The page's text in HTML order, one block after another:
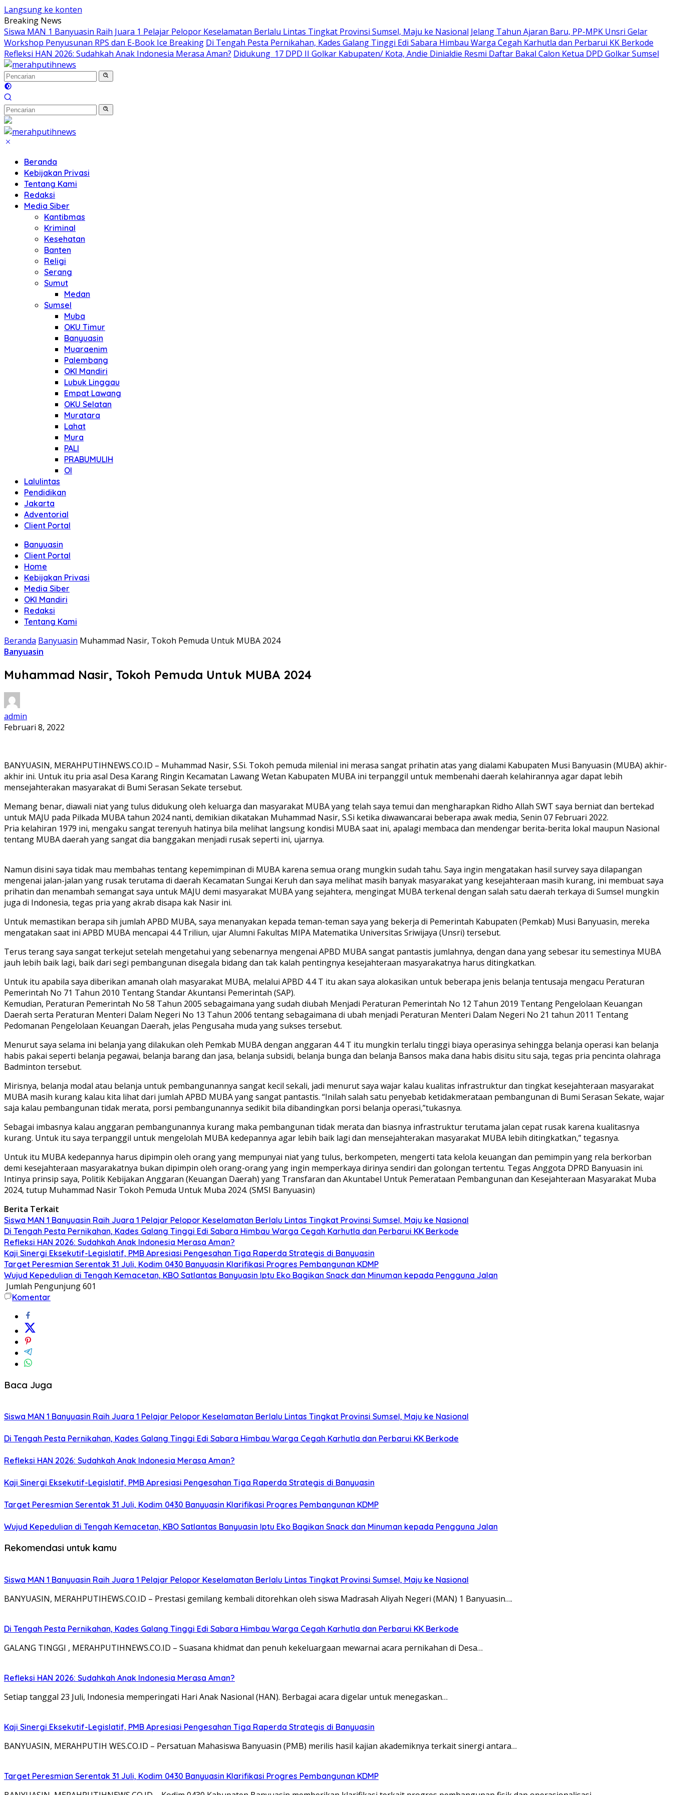
Langsung ke konten
Breaking News
Siswa MAN 1 Banyuasin Raih Juara 1 Pelajar Pelopor Keselamatan Berlalu Lintas Tingkat Provinsi Sumsel, Maju ke Nasional Jelang Tahun Ajaran Baru, PP-MPK Unsri Gelar
Workshop Penyusunan RPS dan E-Book Ice Breaking Di Tengah Pesta Pernikahan, Kades Galang Tinggi Edi Sabara Himbau Warga Cegah Karhutla dan Perbarui KK Berkode
Refleksi HAN 2026: Sudahkah Anak Indonesia Merasa Aman? Didukung 17 DPD II Golkar Kabupaten/ Kota, Andie Dinialdie Resmi Daftar Bakal Calon Ketua DPD Golkar Sumsel
Beranda
Kebijakan Privasi
Tentang Kami
Redaksi
Media Siber
Kantibmas
Kriminal
Kesehatan
Banten
Religi
Serang
Sumut
Medan
Sumsel
Muba
OKU Timur
Banyuasin
Muaraenim
Palembang
OKI Mandiri
Lubuk Linggau
Empat Lawang
OKU Selatan
Muratara
Lahat
Mura
PALI
PRABUMULIH
OI
Lalulintas
Pendidikan
Jakarta
Adventorial
Client Portal
Banyuasin
Client Portal
Home
Kebijakan Privasi
Media Siber
OKI Mandiri
Redaksi
Tentang Kami
Beranda Banyuasin Muhammad Nasir, Tokoh Pemuda Untuk MUBA 2024
Banyuasin
Muhammad Nasir, Tokoh Pemuda Untuk MUBA 2024
admin
Februari 8, 2022
BANYUASIN, MERAHPUTIHNEWS.CO.ID – Muhammad Nasir, S.Si. Tokoh pemuda milenial ini merasa sangat prihatin atas yang dialami Kabupaten Musi Banyuasin (MUBA) akhir-
akhir ini. Untuk itu pria asal Desa Karang Ringin Kecamatan Lawang Wetan Kabupaten MUBA ini terpanggil untuk membenahi daerah kelahirannya agar dapat lebih
mensejahterakan masyarakat di Bumi Serasan Sekate tersebut.
Memang benar, diawali niat yang tulus didukung oleh keluarga dan masyarakat MUBA yang telah saya temui dan mengharapkan Ridho Allah SWT saya berniat dan bertekad
untuk MAJU pada Pilkada MUBA tahun 2024 nanti, demikian dikatakan Muhammad Nasir, S.Si ketika diwawancarai beberapa awak media, Senin 07 Februari 2022.
Pria kelahiran 1979 ini, mengaku sangat terenyuh hatinya bila melihat langsung kondisi MUBA saat ini, apalagi membaca dan mendengar berita-berita lokal maupun Nasional
tentang MUBA daerah yang sangat dia banggakan menjadi rusak seperti ini, ujarnya.
Namun disini saya tidak mau membahas tentang kepemimpinan di MUBA karena semua orang mungkin sudah tahu. Saya ingin mengatakan hasil survey saya dilapangan
mengenai jalan-jalan yang rusak terutama di daerah Kecamatan Sungai Keruh dan saya melihat masih banyak masyarakat yang kesejahteraan masih kurang, ini membuat saya
prihatin dan menambah semangat saya untuk MAJU demi masyarakat MUBA yang sejahtera, mengingat MUBA terkenal dengan salah satu daerah terkaya di Sumsel mungkin
juga di Indonesia, tegas pria yang akrab disapa kak Nasir ini.
Untuk memastikan berapa sih jumlah APBD MUBA, saya menanyakan kepada teman-teman saya yang bekerja di Pemerintah Kabupaten (Pemkab) Musi Banyuasin, mereka
mengatakan saat ini APBD MUBA mencapai 4.4 Triliun, ujar Alumni Fakultas MIPA Matematika Universitas Sriwijaya (Unsri) tersebut.
Terus terang saya sangat terkejut setelah mengetahui yang sebenarnya mengenai APBD MUBA sangat pantastis jumlahnya, dengan dana yang sebesar itu semestinya MUBA
jauh lebih baik lagi, baik dari segi pembangunan disegala bidang dan tak kalah pentingnya kesejahteraan masyarakatnya harus ditingkatkan.
Untuk itu apabila saya diberikan amanah olah masyarakat MUBA, melalui APBD 4.4 T itu akan saya alokasikan untuk beberapa jenis belanja tentusaja mengacu Peraturan
Pemerintah No 71 Tahun 2010 Tentang Standar Akuntansi Pemerintah (SAP).
Kemudian, Peraturan Pemerintah No 58 Tahun 2005 sebagaimana yang sudah diubah Menjadi Peraturan Pemerintah No 12 Tahun 2019 Tentang Pengelolaan Keuangan
Daerah serta Peraturan Menteri Dalam Negeri No 13 Tahun 2006 tentang sebagaimana di ubah menjadi Peraturan Menteri Dalam Negeri No 21 tahun 2011 Tentang
Pedomanan Pengelolaan Keuangan Daerah, jelas Pengusaha muda yang sukses tersebut.
Menurut saya selama ini belanja yang dilakukan oleh Pemkab MUBA dengan anggaran 4.4 T itu mungkin terlalu tinggi biaya operasinya sehingga belanja operasi kan belanja
habis pakai seperti belanja pegawai, belanja barang dan jasa, belanja subsidi, belanja bunga dan belanja Bansos maka dana habis disitu situ saja, tegas pria pencinta olahraga
Badminton tersebut.
Mirisnya, belanja modal atau belanja untuk pembangunannya sangat kecil sekali, jadi menurut saya wajar kalau kualitas infrastruktur dan tingkat kesejahteraan masyarakat
MUBA masih kurang kalau kita lihat dari jumlah APBD MUBA yang sangat pantastis. “Inilah salah satu penyebab ketidakmerataan pembangunan di Bumi Serasan Sekate, wajar
saja kalau pembangunan tidak merata, porsi pembangunannya sedikit bila dibandingkan porsi belanja operasi,”tukasnya.
Sebagai imbasnya kalau anggaran pembangunannya kurang maka pembangunan tidak merata dan biasnya infrastruktur terutama jalan cepat rusak karena kualitasnya
kurang. Untuk itu saya terpanggil untuk mengelolah MUBA kedepannya agar lebih baik lagi dan mensejahterakan masyarakat MUBA lebih ditingkatkan,” tegasnya.
Untuk itu MUBA kedepannya harus dipimpin oleh orang yang mempunyai niat yang tulus, berkompeten, mengerti tata kelola keuangan dan pemimpin yang rela berkorban
demi kesejahteraan masyarakatnya bukan dipimpin oleh orang-orang yang ingin memperkaya dirinya sendiri dan golongan tertentu. Tegas Anggota DPRD Banyuasin ini.
Intinya prinsip saya, Politik Kebijakan Anggaran (Keuangan Daerah) yang Transfaran dan Akuntabel Untuk Pemerataan Pembangunan dan Kesejahteraan Masyarakat Muba
2024, tutup Muhammad Nasir Tokoh Pemuda Untuk Muba 2024. (SMSI Banyuasin)
Berita Terkait
Siswa MAN 1 Banyuasin Raih Juara 1 Pelajar Pelopor Keselamatan Berlalu Lintas Tingkat Provinsi Sumsel, Maju ke Nasional
Di Tengah Pesta Pernikahan, Kades Galang Tinggi Edi Sabara Himbau Warga Cegah Karhutla dan Perbarui KK Berkode
Refleksi HAN 2026: Sudahkah Anak Indonesia Merasa Aman?
Kaji Sinergi Eksekutif-Legislatif, PMB Apresiasi Pengesahan Tiga Raperda Strategis di Banyuasin
Target Peresmian Serentak 31 Juli, Kodim 0430 Banyuasin Klarifikasi Progres Pembangunan KDMP
Wujud Kepedulian di Tengah Kemacetan, KBO Satlantas Banyuasin Iptu Eko Bagikan Snack dan Minuman kepada Pengguna Jalan
Jumlah Pengunjung601
Komentar
Baca Juga
Siswa MAN 1 Banyuasin Raih Juara 1 Pelajar Pelopor Keselamatan Berlalu Lintas Tingkat Provinsi Sumsel, Maju ke Nasional
Di Tengah Pesta Pernikahan, Kades Galang Tinggi Edi Sabara Himbau Warga Cegah Karhutla dan Perbarui KK Berkode
Refleksi HAN 2026: Sudahkah Anak Indonesia Merasa Aman?
Kaji Sinergi Eksekutif-Legislatif, PMB Apresiasi Pengesahan Tiga Raperda Strategis di Banyuasin
Target Peresmian Serentak 31 Juli, Kodim 0430 Banyuasin Klarifikasi Progres Pembangunan KDMP
Wujud Kepedulian di Tengah Kemacetan, KBO Satlantas Banyuasin Iptu Eko Bagikan Snack dan Minuman kepada Pengguna Jalan
Rekomendasi untuk kamu
Siswa MAN 1 Banyuasin Raih Juara 1 Pelajar Pelopor Keselamatan Berlalu Lintas Tingkat Provinsi Sumsel, Maju ke Nasional
BANYUASIN, MERAHPUTIHEWS.CO.ID – Prestasi gemilang kembali ditorehkan oleh siswa Madrasah Aliyah Negeri (MAN) 1 Banyuasin….
Di Tengah Pesta Pernikahan, Kades Galang Tinggi Edi Sabara Himbau Warga Cegah Karhutla dan Perbarui KK Berkode
GALANG TINGGI , MERAHPUTIHNEWS.CO.ID – Suasana khidmat dan penuh kekeluargaan mewarnai acara pernikahan di Desa…
Refleksi HAN 2026: Sudahkah Anak Indonesia Merasa Aman?
Setiap tanggal 23 Juli, Indonesia memperingati Hari Anak Nasional (HAN). Berbagai acara digelar untuk menegaskan…
Kaji Sinergi Eksekutif-Legislatif, PMB Apresiasi Pengesahan Tiga Raperda Strategis di Banyuasin
BANYUASIN, MERAHPUTIH WES.CO.ID – Persatuan Mahasiswa Banyuasin (PMB) merilis hasil kajian akademiknya terkait sinergi antara…
Target Peresmian Serentak 31 Juli, Kodim 0430 Banyuasin Klarifikasi Progres Pembangunan KDMP